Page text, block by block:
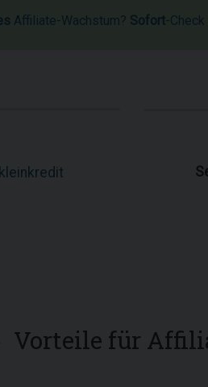
Affiliate-Wachstum? Sofort-
Vorteile für